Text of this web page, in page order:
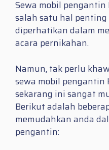
Sewa mobil
salah satu hal
diperhatikan dalam
acara pernikahan.
Namun, tak perlu
sewa mobil
sekarang ini sangat
Berikut adalah
memudahkan anda
pengantin: